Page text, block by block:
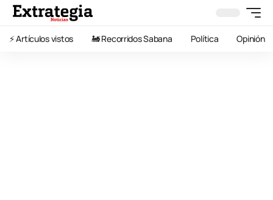
⚡️ Artículos vistos 🚂 Recorridos Sabana Política Opinión